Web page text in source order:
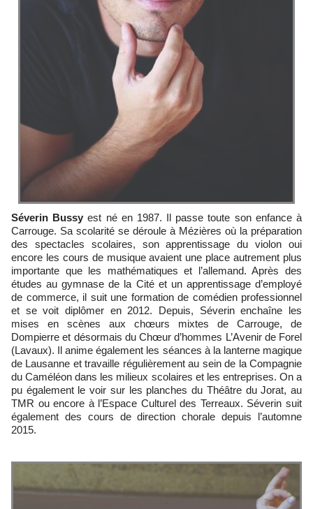
Séverin Bussy est né en 1987. Il passe toute son enfance à
Carrouge. Sa scolarité se déroule à Mézières où la préparation
des spectacles scolaires, son apprentissage du violon oui
encore les cours de musique avaient une place autrement plus
importante que les mathématiques et l’allemand. Après des
études au gymnase de la Cité et un apprentissage d’employé
de commerce, il suit une formation de comédien professionnel
et se voit diplômer en 2012. Depuis, Séverin enchaîne les
mises en scènes aux chœurs mixtes de Carrouge, de
Dompierre et désormais du Chœur d’hommes L’Avenir de Forel
(Lavaux). Il anime également les séances à la lanterne magique
de Lausanne et travaille régulièrement au sein de la Compagnie
du Caméléon dans les milieux scolaires et les entreprises. On a
pu également le voir sur les planches du Théâtre du Jorat, au
TMR ou encore à l’Espace Culturel des Terreaux. Séverin suit
également des cours de direction chorale depuis l’automne
2015.